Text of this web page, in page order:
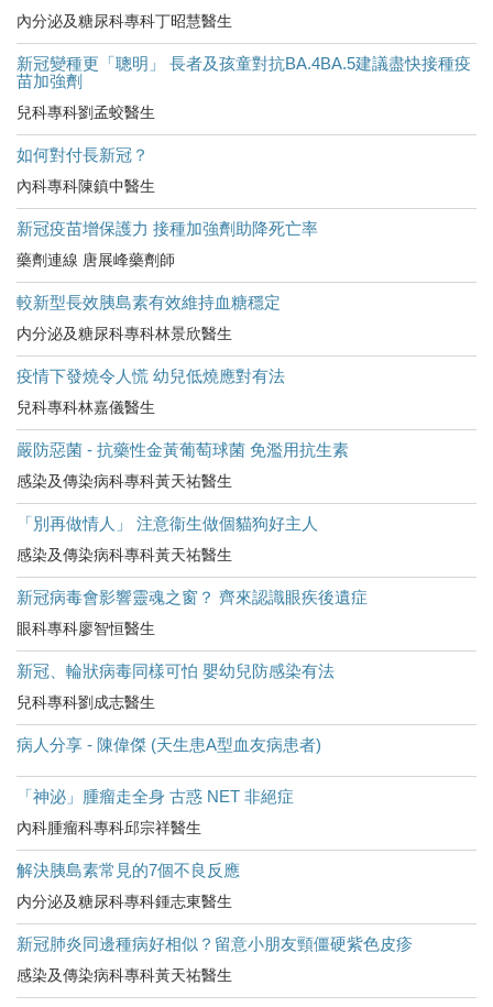
內分泌及糖尿科專科丁昭慧醫生
新冠變種更「聰明」 長者及孩童對抗BA.4BA.5建議盡快接種疫
苗加強劑
兒科專科劉孟蛟醫生
如何對付長新冠？
內科專科陳鎮中醫生
新冠疫苗增保護力 接種加強劑助降死亡率
藥劑連線 唐展峰藥劑師
較新型長效胰島素有效維持血糖穩定
内分泌及糖尿科專科林景欣醫生
疫情下發燒令人慌 幼兒低燒應對有法
兒科專科林嘉儀醫生
嚴防惡菌 - 抗藥性金黃葡萄球菌 免濫用抗生素
感染及傳染病科專科黃天祐醫生
「別再做情人」 注意衞生做個貓狗好主人
感染及傳染病科專科黃天祐醫生
新冠病毒會影響靈魂之窗？ 齊來認識眼疾後遺症
眼科專科廖智恒醫生
新冠、輪狀病毒同樣可怕 嬰幼兒防感染有法
兒科專科劉成志醫生
病人分享 - 陳偉傑 (天生患A型血友病患者)
「神泌」腫瘤走全身 古惑 NET 非絕症
內科腫瘤科專科邱宗祥醫生
解決胰島素常見的7個不良反應
内分泌及糖尿科專科鍾志東醫生
新冠肺炎同邊種病好相似？留意小朋友頸僵硬紫色皮疹
感染及傳染病科專科黃天祐醫生